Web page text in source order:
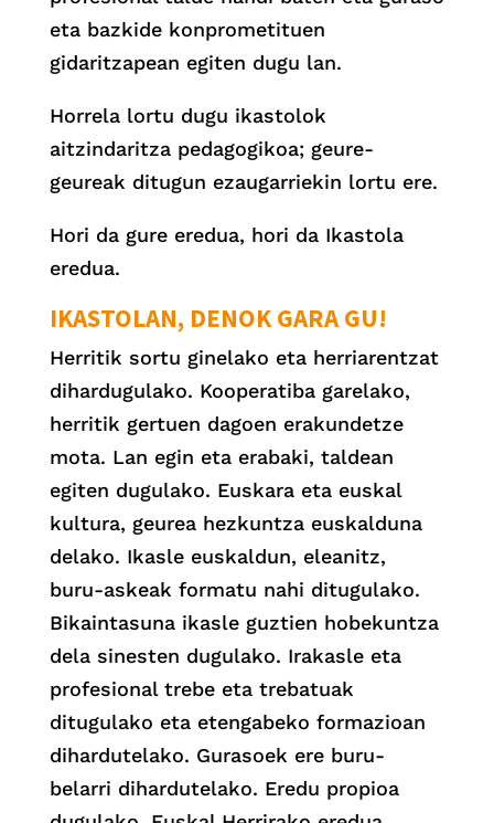
eta bazkide konprometituen
gidaritzapean egiten dugu lan.
Horrela lortu dugu ikastolok
aitzindaritza pedagogikoa; geure-
geureak ditugun ezaugarriekin lortu ere.
Hori da gure eredua, hori da Ikastola
eredua.
IKASTOLAN, DENOK GARA GU!
Herritik sortu ginelako eta herriarentzat
dihardugulako. Kooperatiba garelako,
herritik gertuen dagoen erakundetze
mota. Lan egin eta erabaki, taldean
egiten dugulako. Euskara eta euskal
kultura, geurea hezkuntza euskalduna
delako. Ikasle euskaldun, eleanitz,
buru-askeak formatu nahi ditugulako.
Bikaintasuna ikasle guztien hobekuntza
dela sinesten dugulako. Irakasle eta
profesional trebe eta trebatuak
ditugulako eta etengabeko formazioan
dihardutelako. Gurasoek ere buru-
belarri dihardutelako. Eredu propioa